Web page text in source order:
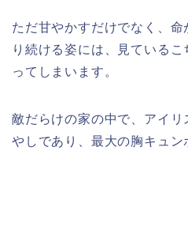
ただ甘やかすだけでなく、
り続ける姿には、見ている
ってしまいます。
敵だらけの家の中で、アイ
やしであり、最大の胸キュン